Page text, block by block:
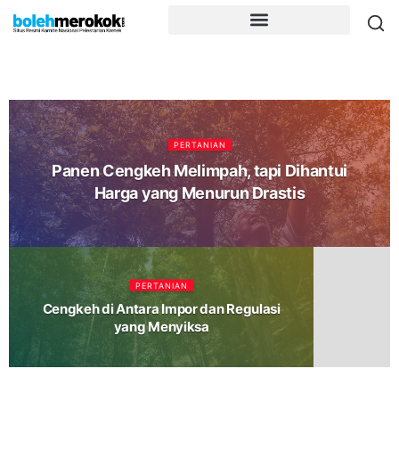
PERTANIAN
Panen Cengkeh Melimpah, tapi Dihantui
Harga yang Menurun Drastis
PERTANIAN
Cengkeh di Antara Impor dan Regulasi
yang Menyiksa